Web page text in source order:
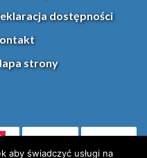
dostępności
strony
karcie)
aby świadczyć usługi na